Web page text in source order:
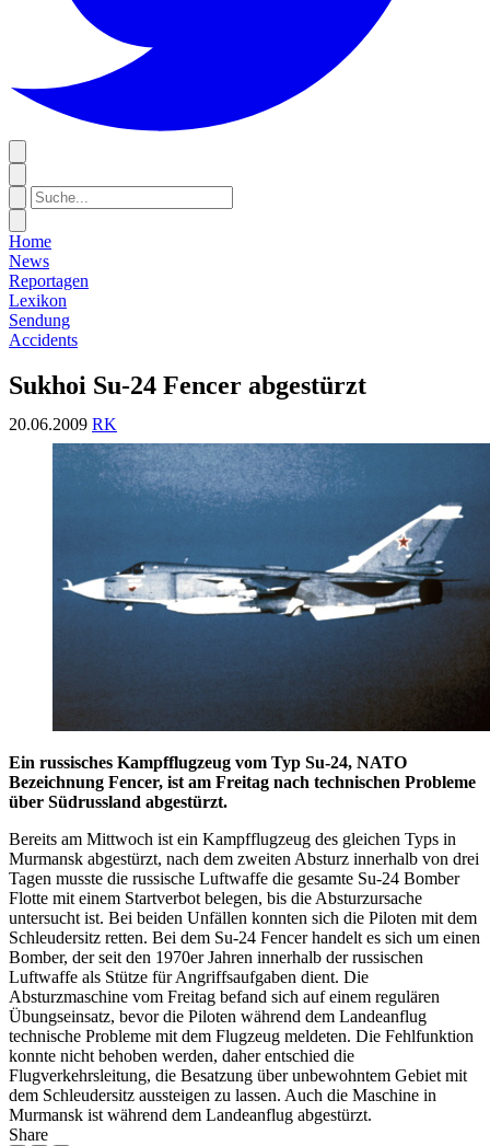
Home
News
Reportagen
Lexikon
Sendung
Accidents
Sukhoi Su-24 Fencer abgestürzt
20.06.2009 RK
Ein russisches Kampfflugzeug vom Typ Su-24, NATO
Bezeichnung Fencer, ist am Freitag nach technischen Probleme
über Südrussland abgestürzt.
Bereits am Mittwoch ist ein Kampfflugzeug des gleichen Typs in
Murmansk abgestürzt, nach dem zweiten Absturz innerhalb von drei
Tagen musste die russische Luftwaffe die gesamte Su-24 Bomber
Flotte mit einem Startverbot belegen, bis die Absturzursache
untersucht ist. Bei beiden Unfällen konnten sich die Piloten mit dem
Schleudersitz retten. Bei dem Su-24 Fencer handelt es sich um einen
Bomber, der seit den 1970er Jahren innerhalb der russischen
Luftwaffe als Stütze für Angriffsaufgaben dient. Die
Absturzmaschine vom Freitag befand sich auf einem regulären
Übungseinsatz, bevor die Piloten während dem Landeanflug
technische Probleme mit dem Flugzeug meldeten. Die Fehlfunktion
konnte nicht behoben werden, daher entschied die
Flugverkehrsleitung, die Besatzung über unbewohntem Gebiet mit
dem Schleudersitz aussteigen zu lassen. Auch die Maschine in
Murmansk ist während dem Landeanflug abgestürzt.
Share